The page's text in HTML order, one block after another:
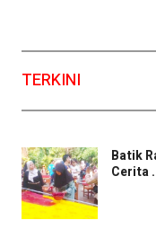
TERKINI
Batik
Cerita